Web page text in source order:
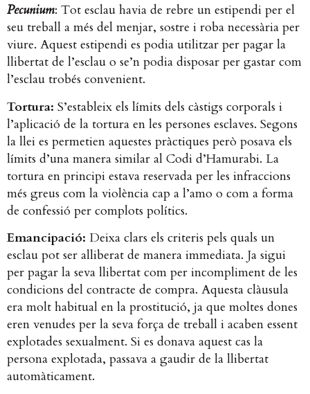
Pecunium​: Tot esclau havia de rebre un estipendi per el
seu treball a més del menjar, sostre i roba necessària per
viure. Aquest estipendi es podia utilitzar per pagar la
llibertat de l’esclau o se’n podia disposar per gastar com
l’esclau trobés convenient.
Tortura: ​ S’estableix els límits dels càstigs corporals i
l’aplicació de la tortura en les persones esclaves. Segons
la llei es permetien aquestes pràctiques però posava els
límits d’una manera similar al Codi d’Hamurabi. La
tortura en principi estava reservada per les infraccions
més greus com la violència cap a l’amo o com a forma
de confessió per complots polítics.
Emancipació: ​ Deixa clars els criteris pels quals un
esclau pot ser alliberat de manera immediata. Ja sigui
per pagar la seva llibertat com per incompliment de les
condicions del contracte de compra. Aquesta clàusula
era molt habitual en la prostitució, ja que moltes dones
eren venudes per la seva força de treball i acaben essent
explotades sexualment. Si es donava aquest cas la
persona explotada, passava a gaudir de la llibertat
automàticament.